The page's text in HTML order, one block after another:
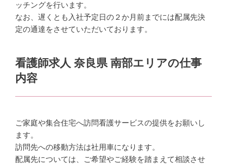
ッチングを行います。
なお、遅くとも入社予定日の２か月前までには配属先決
定の通達をさせていただいております。
看護師求人 奈良県 南部エリアの仕事
内容
ご家庭や集合住宅へ訪問看護サービスの提供をお願いし
ます。
訪問先への移動方法は社用車になります。
配属先については、ご希望やご経験を踏まえて相談させ